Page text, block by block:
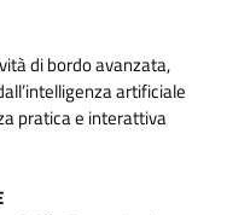
di bordo avanzata,
artificiale
pratica e interattiva